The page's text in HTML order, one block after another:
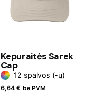
Kepuraitės Sarek
Cap
12 spalvos (-ų)
6,64 € be PVM